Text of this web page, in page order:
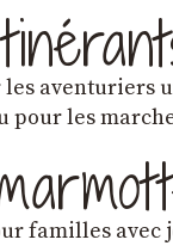
aventuriers
pour les
familles avec